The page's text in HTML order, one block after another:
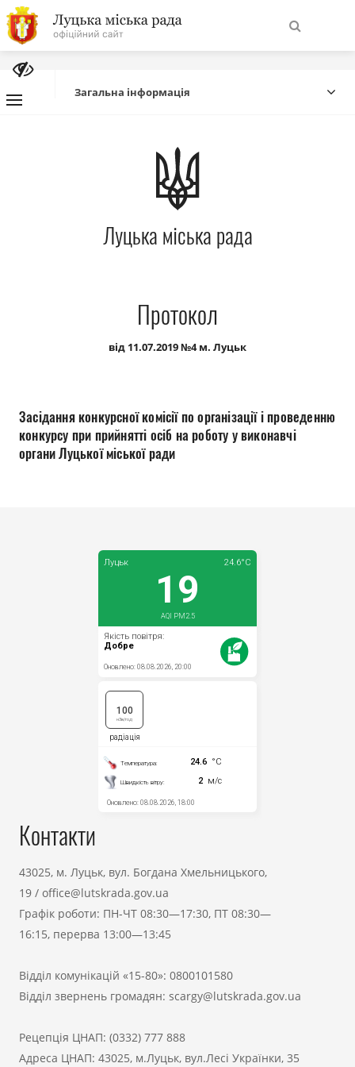
На
головну
Про місто
Міська влада
Міська рада
Публічна інформація
Документи
Загальна інформація
Луцька міська рада
Протокол
від 11.07.2019 №4 м. Луцьк
Засідання конкурсної комісії по організації і проведенню
конкурсу при прийнятті осіб на роботу у виконавчі
органи Луцької міської ради
Контакти
43025, м. Луцьк, вул. Богдана Хмельницького,
19 / office@lutskrada.gov.ua
Графік роботи: ПН-ЧТ 08:30—17:30, ПТ 08:30—
16:15, перерва 13:00—13:45
Відділ комунікацій «15-80»: 0800101580
Відділ звернень громадян: scargy@lutskrada.gov.ua
Рецепція ЦНАП: (0332) 777 888
Адреса ЦНАП: 43025, м.Луцьк, вул.Лесі Українки, 35